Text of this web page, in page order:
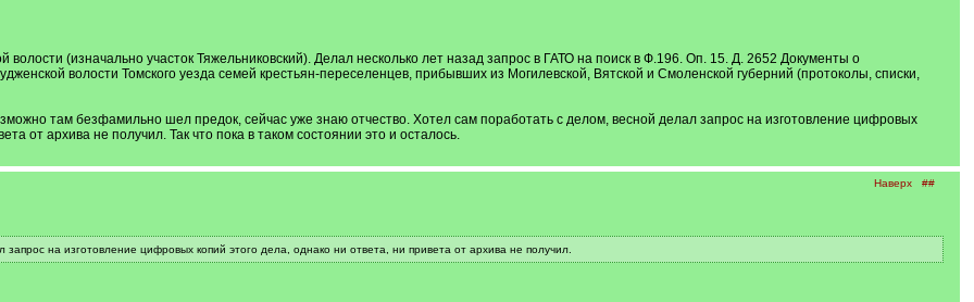
волости (изначально участок Тяжельниковский). Делал несколько лет назад запрос в ГАТО на поиск в Ф.196. Оп. 15. Д. 2652 Документы о
волости Томского уезда семей крестьян-переселенцев, прибывших из Могилевской, Вятской и Смоленской губерний (протоколы, списки,
там безфамильно шел предок, сейчас уже знаю отчество. Хотел сам поработать с делом, весной делал запрос на изготовление цифровых
от архива не получил. Так что пока в таком состоянии это и осталось.
Наверх ##
на изготовление цифровых копий этого дела, однако ни ответа, ни привета от архива не получил.